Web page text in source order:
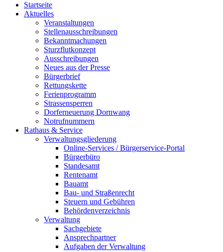
Startseite
Aktuelles
Veranstaltungen
Stellenausschreibungen
Bekanntmachungen
Sturzflutkonzept
Ausschreibungen
Neues aus der Presse
Bürgerbrief
Rettungskette
Ferienprogramm
Strassensperren
Dorferneuerung Dornwang
Notrufnummern
Rathaus & Service
Verwaltungsgliederung
Online-Services / Bürgerservice-Portal
Bürgerbüro
Standesamt
Rentenamt
Bauamt
Bau- und Straßenrecht
Steuern und Gebühren
Behördenverzeichnis
Verwaltung
Sachgebiete
Ansprechpartner
Aufgaben der Verwaltung